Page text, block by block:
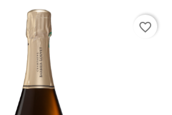
favorite_border